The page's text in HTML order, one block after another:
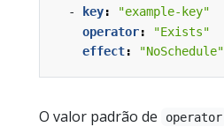
-
key:
"example-key"
operator:
"Exists"
effect: "NoSchedule"
O valor padrão de operator